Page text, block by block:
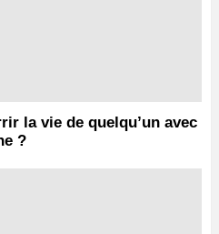
la vie de quelqu’un avec
?